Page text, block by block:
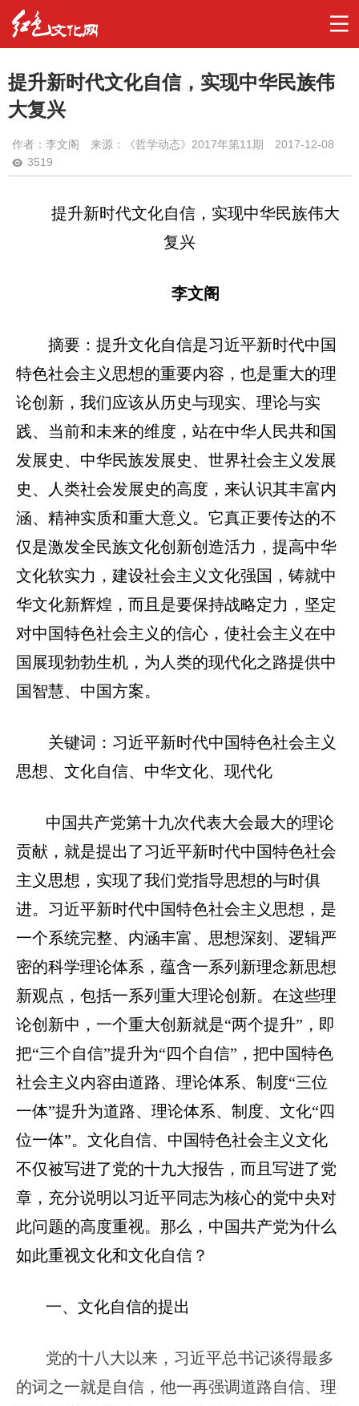
提升新时代文化自信，实现中华民族伟
大复兴
作者： 李文阁 来源：《哲学动态》2017年第11期
2017-12-08
3519
提升新时代文化自信，实现中华民族伟大
复兴
李文阁
摘要： 提升文化自信是习近平新时代中国
特色社会主义思想的重要内容，也是重大的理
论创新，我们应该从历史与现实、理论与实
践、当前和未来的维度，站在中华人民共和国
发展史、中华民族发展史、世界社会主义发展
史、人类社会发展史的高度，来认识其丰富内
涵、精神实质和重大意义。它真正要传达的不
仅是激发全民族文化创新创造活力，提高中华
文化软实力，建设社会主义文化强国，铸就中
华文化新辉煌，而且是要保持战略定力，坚定
对中国特色社会主义的信心，使社会主义在中
国展现勃勃生机，为人类的现代化之路提供中
国智慧、中国方案。
关键词： 习近平新时代中国特色社会主义
思想、文化自信、中华文化、现代化
中国共产党第十九次代表大会最大的理论
贡献，就是提出了习近平新时代中国特色社会
主义思想，实现了我们党指导思想的与时俱
进。习近平新时代中国特色社会主义思想，是
一个系统完整、内涵丰富、思想深刻、逻辑严
密的科学理论体系，蕴含一系列新理念新思想
新观点，包括一系列重大理论创新。在这些理
论创新中，一个重大创新就是“两个提升”，即
把“三个自信”提升为“四个自信”，把中国特色
社会主义内容由道路、理论体系、制度“三位
一体”提升为道路、理论体系、制度、文化“四
位一体”。文化自信、中国特色社会主义文化
不仅被写进了党的十九大报告，而且写进了党
章，充分说明以习近平同志为核心的党中央对
此问题的高度重视。那么，中国共产党为什么
如此重视文化和文化自信？
一、文化自信的提出
党的十八大以来，习近平总书记谈得最多
的词之一就是自信，他一再强调道路自信、理